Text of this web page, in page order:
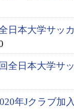
全日本大学サッ
回全日本大学サ
年Jクラブ